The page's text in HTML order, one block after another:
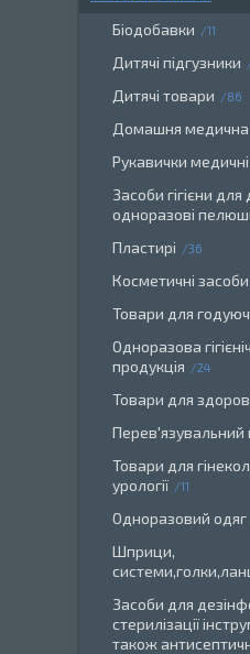
Біодобавки 11
Дитячі підгузники
Дитячі товари 86
Домашня медична
Рукавички медичні
Засоби гігієни для
одноразові
Пластирі 36
Косметичні засоби
Товари для
Одноразова
продукція
24
Товари для
Перев'язувальний
Товари для
урології
11
Одноразовий одяг
Шприци,
Засоби для
стерилізації
також